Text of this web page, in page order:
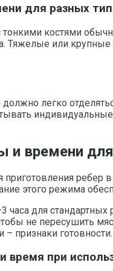
для разных
костями
Тяжелые или крупные
должно легко
и времени
ребер
этого режима
для стандартных
не пересушить
– признаки готовности.
время при